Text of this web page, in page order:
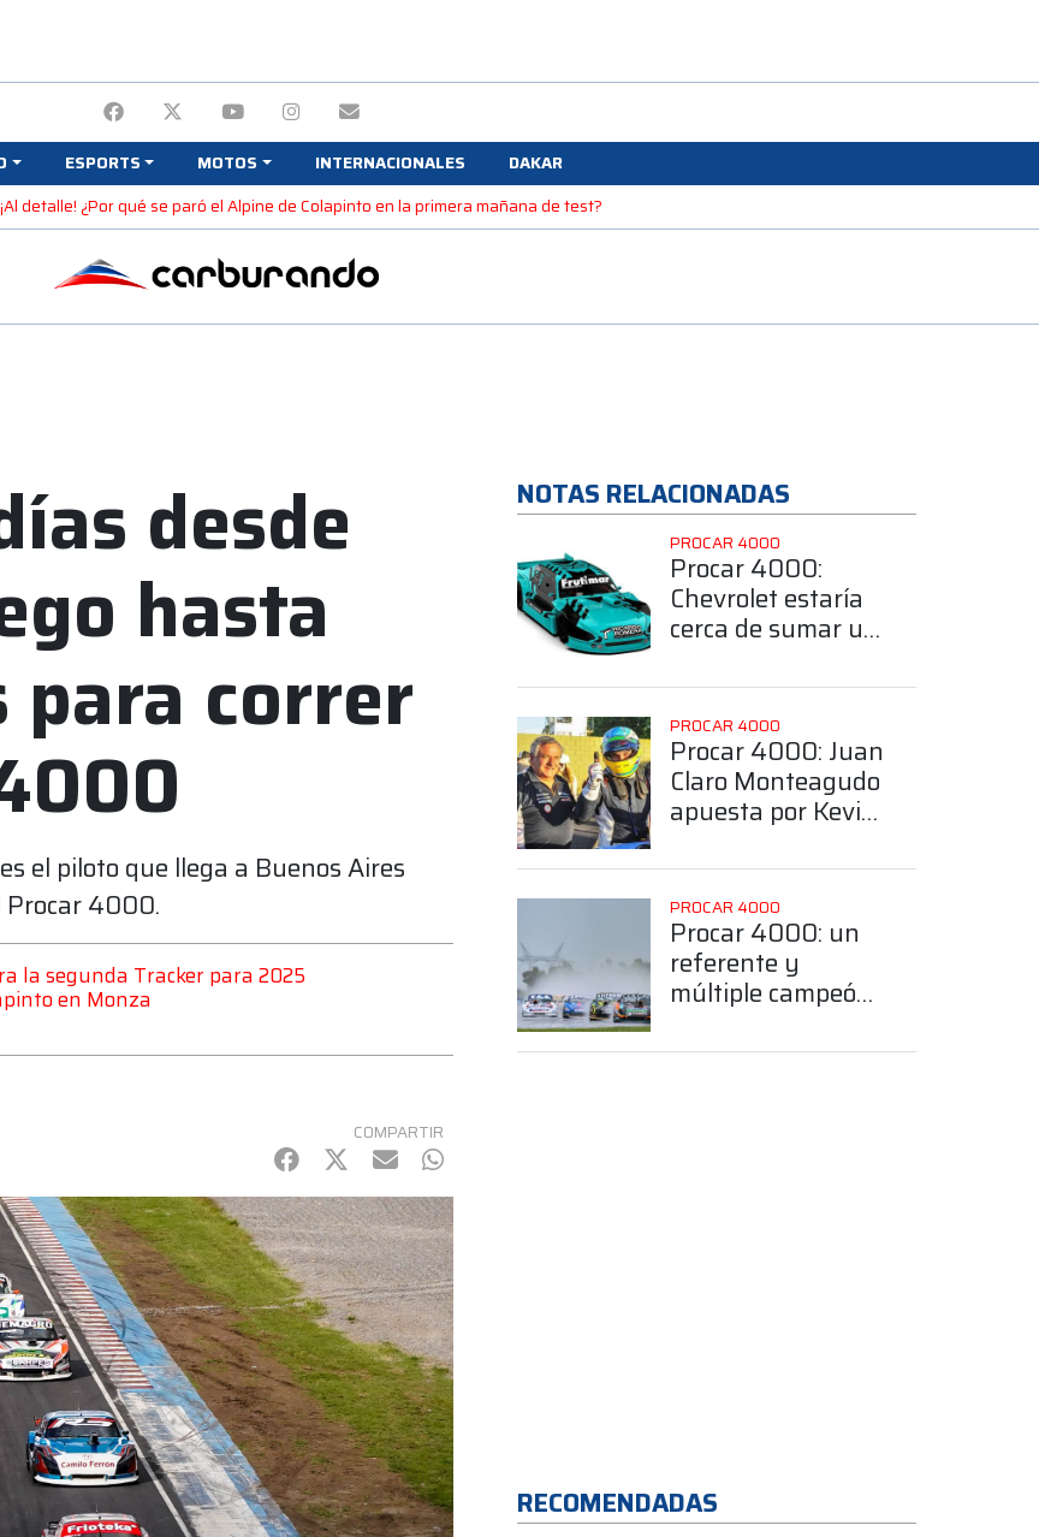
ESPORTS MOTOS INTERNACIONALES
DAKAR
¡Al detalle! ¿Por qué se paró el Alpine de Colapinto en la primera mañana de test?
desde
hasta
para correr
el piloto que llega a Buenos Aires
Procar 4000.
la segunda Tracker para 2025
en Monza
COMPARTIR
Facebook
Twitter
mail WhatsApp
NOTAS RELACIONADAS
PROCAR 4000
Procar 4000:
Chevrolet estaría
cerca de sumar un
Clase B
PROCAR 4000
Procar 4000: Juan
Claro Monteagudo
apuesta por Kevin
hacer binomio en
la Clase B
PROCAR 4000
Procar 4000: un
referente y
múltiple campeón
bonaerense
RECOMENDADAS